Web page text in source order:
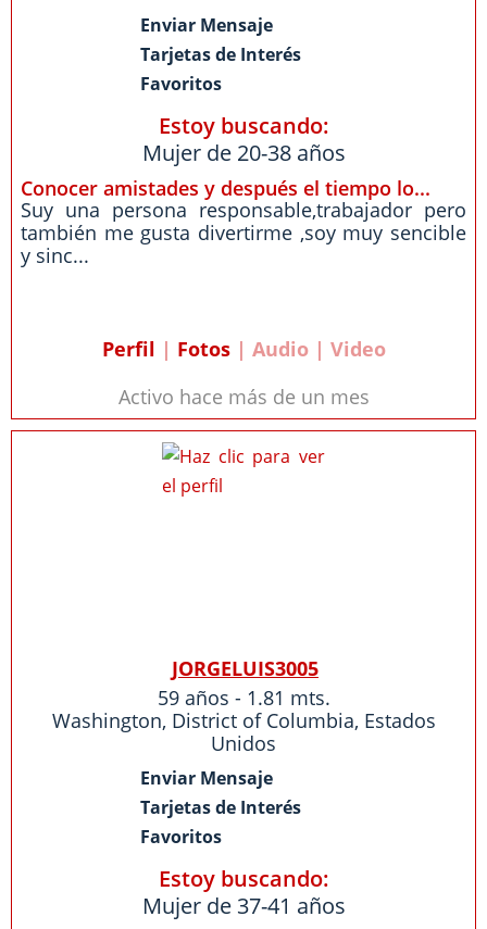
Enviar Mensaje
Tarjetas de Interés
Favoritos
Estoy buscando:
Mujer de 20-38 años
Conocer amistades y después el tiempo lo...
Suy una persona responsable,trabajador pero
también me gusta divertirme ,soy muy sencible
y sinc...
Perfil | Fotos| Audio | Video
Activo hace más de un mes
JORGELUIS3005
59 años - 1.81 mts.
Washington, District of Columbia, Estados
Unidos
Enviar Mensaje
Tarjetas de Interés
Favoritos
Estoy buscando:
Mujer de 37-41 años